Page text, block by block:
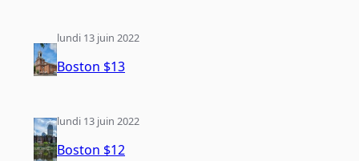
Boston $13
lundi 13 juin 2022
Boston $12
lundi 13 juin 2022